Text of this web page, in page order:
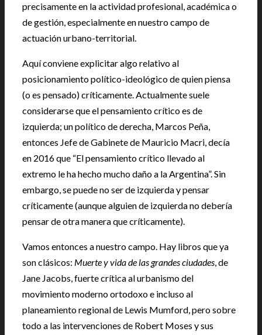
precisamente en la actividad profesional, académica o
de gestión, especialmente en nuestro campo de
actuación urbano-territorial.
Aquí conviene explicitar algo relativo al
posicionamiento político-ideológico de quien piensa
(o es pensado) críticamente. Actualmente suele
considerarse que el pensamiento crítico es de
izquierda; un político de derecha, Marcos Peña,
entonces Jefe de Gabinete de Mauricio Macri, decía
en 2016 que “El pensamiento crítico llevado al
extremo le ha hecho mucho daño a la Argentina”. Sin
embargo, se puede no ser de izquierda y pensar
críticamente (aunque alguien de izquierda no debería
pensar de otra manera que críticamente).
Vamos entonces a nuestro campo. Hay libros que ya
son clásicos: Muerte y vida de las grandes ciudades, de
Jane Jacobs, fuerte crítica al urbanismo del
movimiento moderno ortodoxo e incluso al
planeamiento regional de Lewis Mumford, pero sobre
todo a las intervenciones de Robert Moses y sus